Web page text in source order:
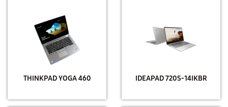
THINKPAD YOGA 460 IDEAPAD 720S-14IKBR